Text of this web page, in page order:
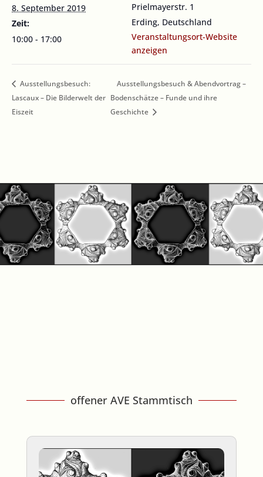
8. September 2019
Zeit:
10:00 - 17:00
Prielmayerstr. 1
Erding, Deutschland
Veranstaltungsort-Website
anzeigen
Ausstellungsbesuch:
Lascaux – Die Bilderwelt der
Eiszeit
Ausstellungsbesuch & Abendvortrag –
Bodenschätze – Funde und ihre
Geschichte
offener AVE Stammtisch